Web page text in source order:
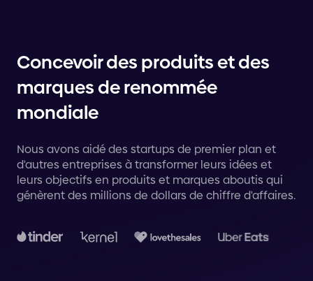
Concevoir des produits et des
marques de renommée
mondiale
Nous avons aidé des startups de premier plan et
d'autres entreprises à transformer leurs idées et
leurs objectifs en produits et marques aboutis qui
génèrent des millions de dollars de chiffre d'affaires.